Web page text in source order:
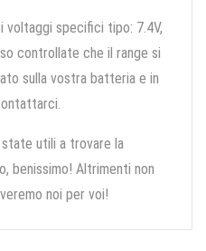
specifici tipo: 7.4V,
controllate che il range si
sulla vostra batteria e in
utili a trovare la
benissimo! Altrimenti non
noi per voi!